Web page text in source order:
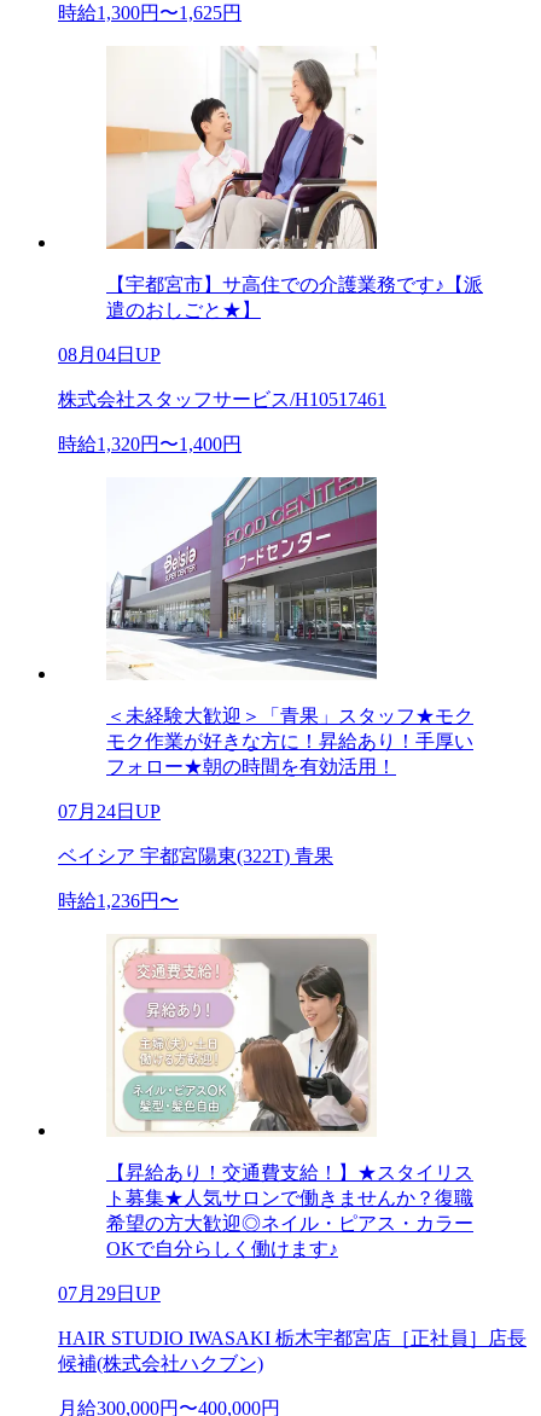
時給1,300円〜1,625円
【宇都宮市】サ高住での介護業務です♪【派
遣のおしごと★】
08月04日UP
株式会社スタッフサービス/H10517461
時給1,320円〜1,400円
＜未経験大歓迎＞「青果」スタッフ★モク
モク作業が好きな方に！昇給あり！手厚い
フォロー★朝の時間を有効活用！
07月24日UP
ベイシア 宇都宮陽東(322T) 青果
時給1,236円〜
【昇給あり！交通費支給！】★スタイリス
ト募集★人気サロンで働きませんか？復職
希望の方大歓迎◎ネイル・ピアス・カラー
OKで自分らしく働けます♪
07月29日UP
HAIR STUDIO IWASAKI 栃木宇都宮店［正社員］店長
候補(株式会社ハクブン)
月給300,000円〜400,000円